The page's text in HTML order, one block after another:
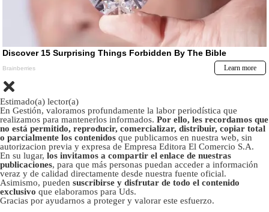
Estimado(a) lector(a)
En Gestión, valoramos profundamente la labor periodística que
realizamos para mantenerlos informados. Por ello, les recordamos que
no está permitido, reproducir, comercializar, distribuir, copiar total
o parcialmente los contenidos que publicamos en nuestra web, sin
autorizacion previa y expresa de Empresa Editora El Comercio S.A.
En su lugar, los invitamos a compartir el enlace de nuestras
publicaciones, para que más personas puedan acceder a información
veraz y de calidad directamente desde nuestra fuente oficial.
Asimismo, pueden suscribirse y disfrutar de todo el contenido
exclusivo que elaboramos para Uds.
Gracias por ayudarnos a proteger y valorar este esfuerzo.